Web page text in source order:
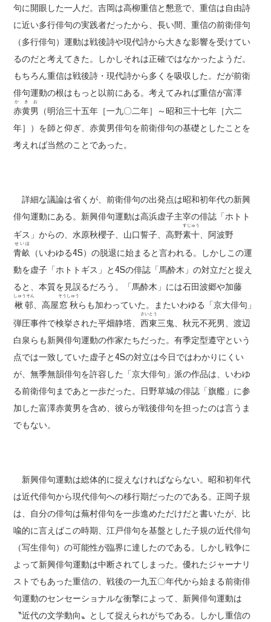
句に開眼した一人だ。吉岡は高柳重信と懇意で、重信は自由詩
に近い多行俳句の実践者だったから、長い間、重信の前衛俳句
（多行俳句）運動は戦後詩や現代詩から大きな影響を受けてい
るのだと考えてきた。しかしそれは正確ではなかったようだ。
もちろん重信は戦後詩・現代詩から多くを吸収した。だが前衛
俳句運動の根はもっと以前にある。考えてみれば重信が富澤
赤黄男
か き お
（明治三十五年［一九〇二年］～昭和三十七年［六二
年］）を師と仰ぎ、赤黄男俳句を前衛俳句の基礎としたことを
考えれば当然のことであった。
詳細な議論は省くが、前衛俳句の出発点は昭和初年代の新興
俳句運動にある。新興俳句運動は高浜虚子主宰の俳誌「ホトト
ギス」からの、水原秋櫻子、山口誓子、高野素十
すじゅう
、阿波野
青畝
せいほ
（いわゆる4S）の脱退に始まると言われる。しかしこの運
動を虚子「ホトトギス」と4Sの俳誌「馬酔木」の対立だと捉え
ると、本質を見誤るだろう。「馬酔木」には石田波郷や加藤
楸邨
しゅうそん
、高屋窓秋
そうしゅう
らも加わっていた。またいわゆる「京大俳句」
弾圧事件で検挙された平畑静塔、西東
さいとう
三鬼、秋元不死男、渡辺
白泉らも新興俳句運動の作家たちだった。有季定型遵守という
点では一致していた虚子と4Sの対立は今日ではわかりにくい
が、無季無韻俳句を許容した「京大俳句」派の作品は、いわゆ
る前衛俳句まであと一歩だった。日野草城の俳誌「旗艦」に参
加した富澤赤黄男を含め、彼らが戦後俳句を担ったのは言うま
でもない。
新興俳句運動は総体的に捉えなければならない。昭和初年代
は近代俳句から現代俳句への移行期だったのである。正岡子規
は、自分の俳句は蕪村俳句を一歩進めただけだと書いたが、比
喩的に言えばこの時期、江戸俳句を基盤とした子規の近代俳句
（写生俳句）の可能性が臨界に達したのである。しかし戦争に
よって新興俳句運動は中断されてしまった。優れたジャーナリ
ストでもあった重信の、戦後の一九五〇年代から始まる前衛俳
句運動のセンセーショナルな衝撃によって、新興俳句運動は
〝近代の文学動向〟として捉えられがちである。しかし重信の